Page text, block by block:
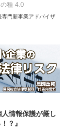
種 4.0
専門新事業アドバイザ
情報保護が厳し
？』